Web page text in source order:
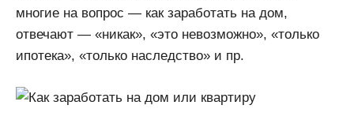
многие на вопрос — как заработать на дом,
отвечают — «никак», «это невозможно», «только
ипотека», «только наследство» и пр.